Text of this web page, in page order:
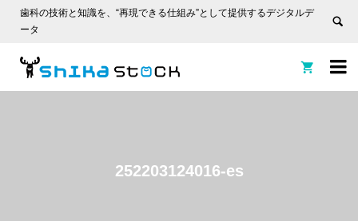
歯科の技術と知識を、“再現できる仕組み”として提供するデジタルデ
ータ


252203124016-es